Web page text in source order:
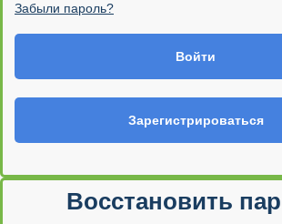
Забыли пароль?
Войти
Зарегистрироваться
Восстановить